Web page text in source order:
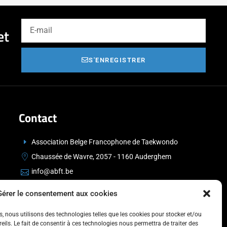
le consentement aux cookies
nous utilisons des technologies telles que les cookies pour stocker et/ou
Le fait de consentir à ces technologies nous permettra de traiter des
S'ENREGISTRER
Contact
Association Belge Francophone de Taekwondo
Chaussée de Wavre, 2057 - 1160 Auderghem
info@abft.be